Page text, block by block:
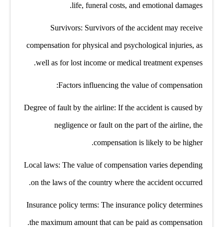
life, funeral costs, and emotional damages.
Survivors: Survivors of the accident may receive
compensation for physical and psychological injuries, as
well as for lost income or medical treatment expenses.
Factors influencing the value of compensation:
Degree of fault by the airline: If the accident is caused by
negligence or fault on the part of the airline, the
compensation is likely to be higher.
Local laws: The value of compensation varies depending
on the laws of the country where the accident occurred.
Insurance policy terms: The insurance policy determines
the maximum amount that can be paid as compensation.